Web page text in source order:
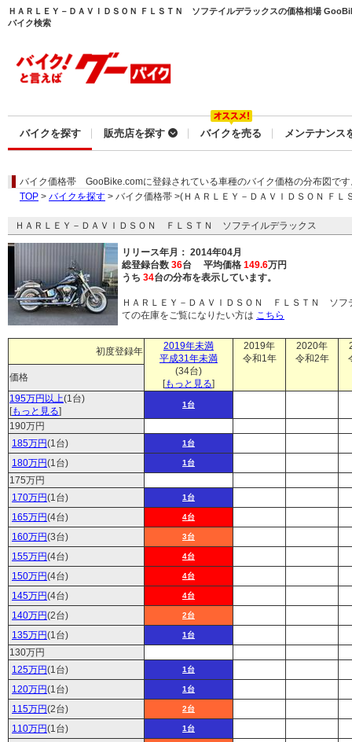
ＨＡＲＬＥＹ－ＤＡＶＩＤＳＯＮ ＦＬＳＴＮ ソフテイルデラックスの価格相場
バイク検索
バイクを探す 販売店を探す バイクを売る メンテナンス
バイク価格帯 GooBike.comに登録されている車種のバイク価格の分布図です
TOP > バイクを探す > バイク価格帯 >(ＨＡＲＬＥＹ－ＤＡＶＩＤＳＯＮ Ｆ
ＨＡＲＬＥＹ－ＤＡＶＩＤＳＯＮ ＦＬＳＴＮ ソフテイルデラックス
リリース年月： 2014年04月
総登録台数 36台 平均価格 149.6万円
うち 34台の分布を表示しています。
ＨＡＲＬＥＹ－ＤＡＶＩＤＳＯＮ ＦＬＳＴＮ ソフ
ての在庫をご覧になりたい方は こちら
初度登録年
2019年未満
平成31年未満
(34台)
[もっと見る]
2019年
令和1年
2020年
令和2年
価格
195万円以上(1台)
[もっと見る]
1台
190万円
185万円(1台) 1台
180万円(1台) 1台
175万円
170万円(1台) 1台
165万円(4台) 4台
160万円(3台) 3台
155万円(4台) 4台
150万円(4台) 4台
145万円(4台) 4台
140万円(2台) 2台
135万円(1台) 1台
130万円
125万円(1台) 1台
120万円(1台) 1台
115万円(2台) 2台
110万円(1台) 1台